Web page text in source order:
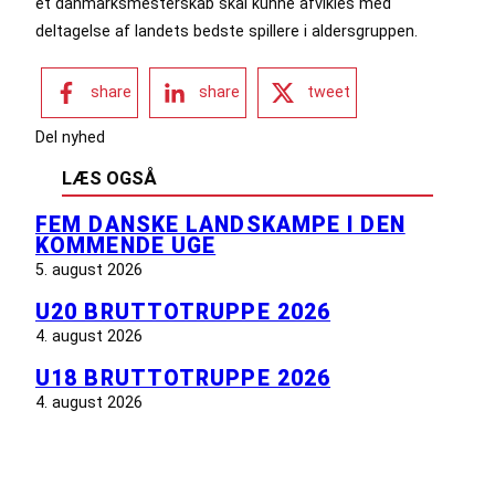
et danmarksmesterskab skal kunne afvikles med
deltagelse af landets bedste spillere i aldersgruppen.
share share tweet
Del nyhed
LÆS OGSÅ
FEM DANSKE LANDSKAMPE I DEN
KOMMENDE UGE
5. august 2026
U20 BRUTTOTRUPPE 2026
4. august 2026
U18 BRUTTOTRUPPE 2026
4. august 2026